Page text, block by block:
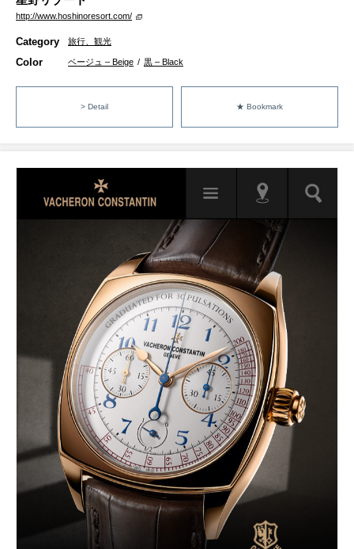
http://www.hoshinoresort.com/
Category 旅行、観光
Color ベージュ – Beige / 黒 – Black
> Detail ★ Bookmark